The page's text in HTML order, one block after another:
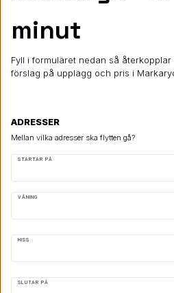
minut
Fyll i formuläret nedan så
förslag på upplägg och pris i
ADRESSER
Mellan vilka adresser ska flytten gå?
STARTAR PÅ
VÅNING
HISS
SLUTAR PÅ